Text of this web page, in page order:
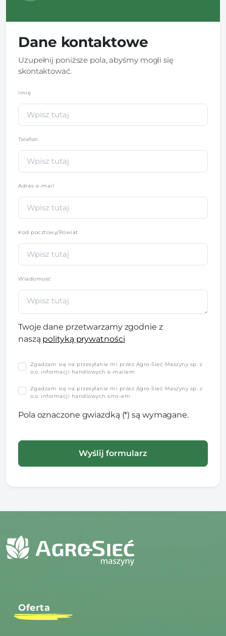
Dane kontaktowe
Uzupełnij poniższe pola, abyśmy mogli się
skontaktować.
Imię
Telefon
Adres e-mail
Kod pocztowy/Powiat
Wiadomość
Twoje dane przetwarzamy zgodnie z
naszą polityką prywatności
Zgadzam się na przesyłanie mi przez Agro-Sieć Maszyny sp. z
o.o. informacji handlowych e-mailem
Zgadzam się na przesyłanie mi przez Agro-Sieć Maszyny sp. z
o.o. informacji handlowych sms-em
Pola oznaczone gwiazdką (*) są wymagane.
Oferta